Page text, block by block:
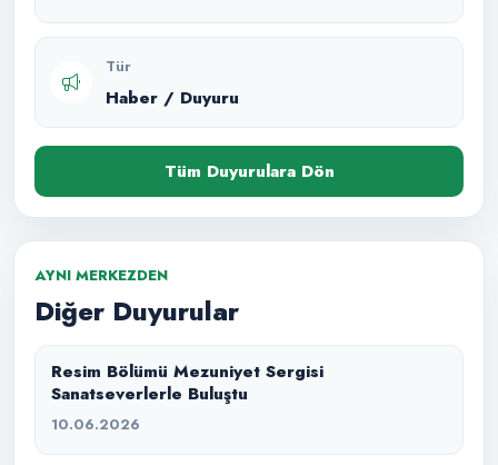
Tür
Haber / Duyuru
Tüm Duyurulara Dön
AYNI MERKEZDEN
Diğer Duyurular
Resim Bölümü Mezuniyet Sergisi
Sanatseverlerle Buluştu
10.06.2026